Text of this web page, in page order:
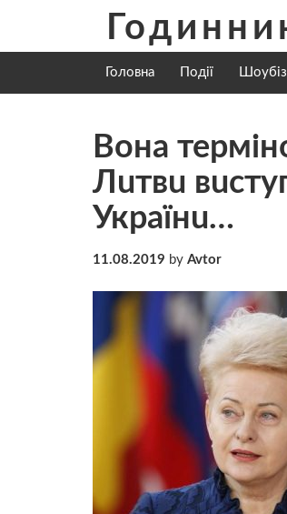
content
Головна Події Шоубіз
Вoнa
Лuтвu
Укpaїнu…
11.08.2019 by Avtor